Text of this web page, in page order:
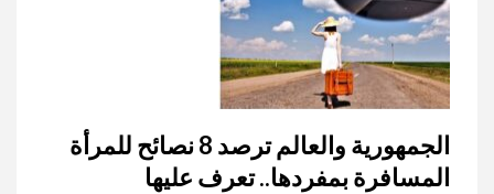
الجمهورية والعالم ترصد 8 نصائح للمرأة
المسافرة بمفردها.. تعرف عليها